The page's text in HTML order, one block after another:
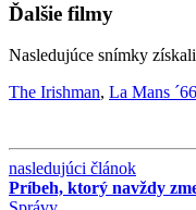
Ďalšie filmy
Nasledujúce snímky
The Irishman, La Mans ´66
nasledujúci článok
Príbeh, ktorý navždy